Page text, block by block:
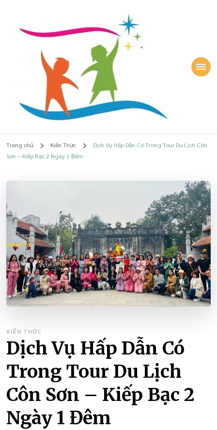
Lê Quỳnh Phương
Quỳnh Phương
Trang chủ Kiến Thức
Dịch Vụ Hấp Dẫn Có Trong Tour Du Lịch Côn
Sơn – Kiếp Bạc 2 Ngày 1 Đêm
KIẾN THỨC
Dịch Vụ Hấp Dẫn Có
Trong Tour Du Lịch
Côn Sơn – Kiếp Bạc 2
Ngày 1 Đêm